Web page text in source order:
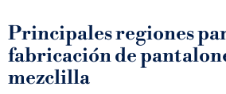
Principales regiones
fabricación de
mezclilla